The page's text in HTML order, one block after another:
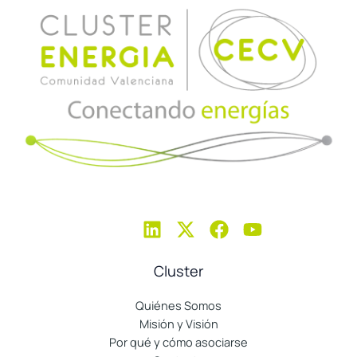
Cluster
Quiénes Somos
Misión y Visión
Por qué y cómo asociarse